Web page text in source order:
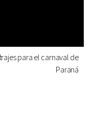
para el carnaval de
Paraná